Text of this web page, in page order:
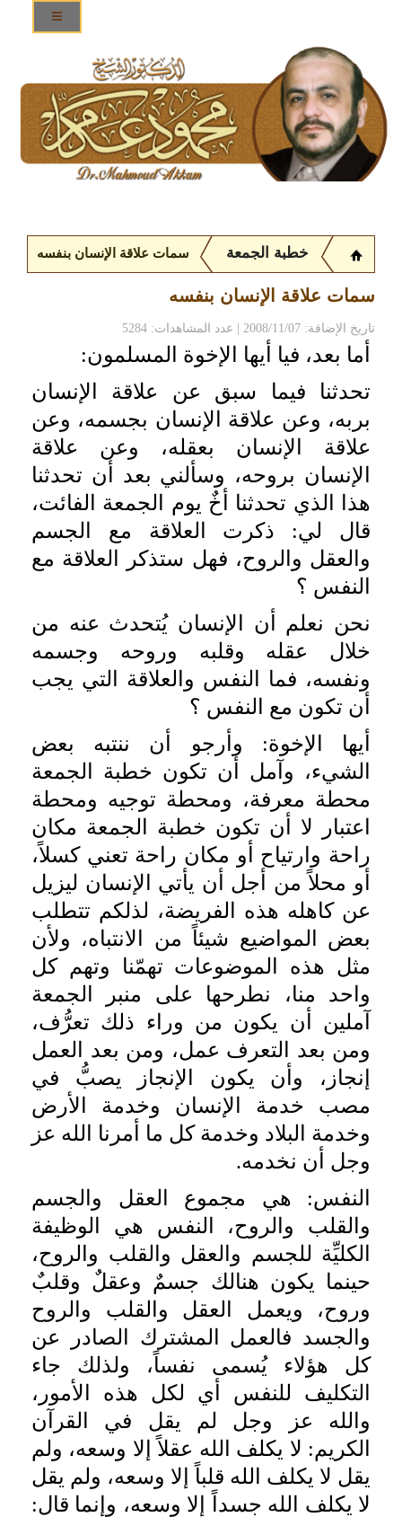
خطبة الجمعة سمات علاقة الإنسان بنفسه
سمات علاقة الإنسان بنفسه
تاريخ الإضافة: 2008/11/07 | عدد المشاهدات: 5284
أما بعد، فيا أيها الإخوة المسلمون:
تحدثنا فيما سبق عن علاقة الإنسان
بربه، وعن علاقة الإنسان بجسمه، وعن
علاقة الإنسان بعقله، وعن علاقة
الإنسان بروحه، وسألني بعد أن تحدثنا
هذا الذي تحدثنا أخٌ يوم الجمعة الفائت،
قال لي: ذكرت العلاقة مع الجسم
والعقل والروح، فهل ستذكر العلاقة مع
النفس ؟
نحن نعلم أن الإنسان يُتحدث عنه من
خلال عقله وقلبه وروحه وجسمه
ونفسه، فما النفس والعلاقة التي يجب
أن تكون مع النفس ؟
أيها الإخوة: وأرجو أن ننتبه بعض
الشيء، وآمل أن تكون خطبة الجمعة
محطة معرفة، ومحطة توجيه ومحطة
اعتبار لا أن تكون خطبة الجمعة مكان
راحة وارتياح أو مكان راحة تعني كسلاً،
أو محلاً من أجل أن يأتي الإنسان ليزيل
عن كاهله هذه الفريضة، لذلكم تتطلب
بعض المواضيع شيئاً من الانتباه، ولأن
مثل هذه الموضوعات تهمّنا وتهم كل
واحد منا، نطرحها على منبر الجمعة
آملين أن يكون من وراء ذلك تعرُّف،
ومن بعد التعرف عمل، ومن بعد العمل
إنجاز، وأن يكون الإنجاز يصبُّ في
مصب خدمة الإنسان وخدمة الأرض
وخدمة البلاد وخدمة كل ما أمرنا الله عز
وجل أن نخدمه.
النفس: هي مجموع العقل والجسم
والقلب والروح، النفس هي الوظيفة
الكليِّة للجسم والعقل والقلب والروح،
حينما يكون هنالك جسمٌ وعقلٌ وقلبٌ
وروح، ويعمل العقل والقلب والروح
والجسد فالعمل المشترك الصادر عن
كل هؤلاء يُسمى نفساً، ولذلك جاء
التكليف للنفس أي لكل هذه الأمور،
والله عز وجل لم يقل في القرآن
الكريم: لا يكلف الله عقلاً إلا وسعه، ولم
يقل لا يكلف الله قلباً إلا وسعه، ولم يقل
لا يكلف الله جسداً إلا وسعه، وإنما قال: